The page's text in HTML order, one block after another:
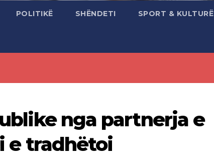
POLITIKË SHËNDETI SPORT & KULTURË
nga partnerja e
e tradhëtoi